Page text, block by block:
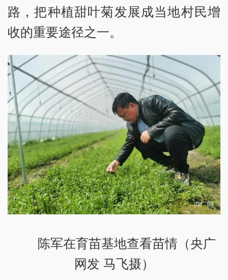
路，把种植甜叶菊发展成当地村民增
收的重要途径之一。
陈军在育苗基地查看苗情（央广
网发 马飞摄）